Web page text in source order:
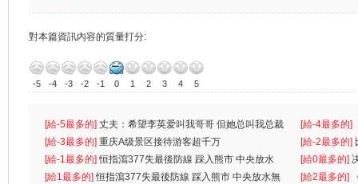
對本篇資訊內容的質量打分:
-5 -4 -3 -2 -1 0 1 2 3 4 5
[給-5最多的] 丈夫：希望李英爱叫我哥哥 但她总叫我总裁
先
[給-4最多的]
都
[給-3最多的] 重庆A级景区接待游客超千万 [給-2最多的]
[給-1最多的]恒指瀉377失最後防線 踩入熊市 中央放水
無
[給0最多的]
[給1最多的]恒指瀉377失最後防線 踩入熊市 中央放水無 [給2最多的]